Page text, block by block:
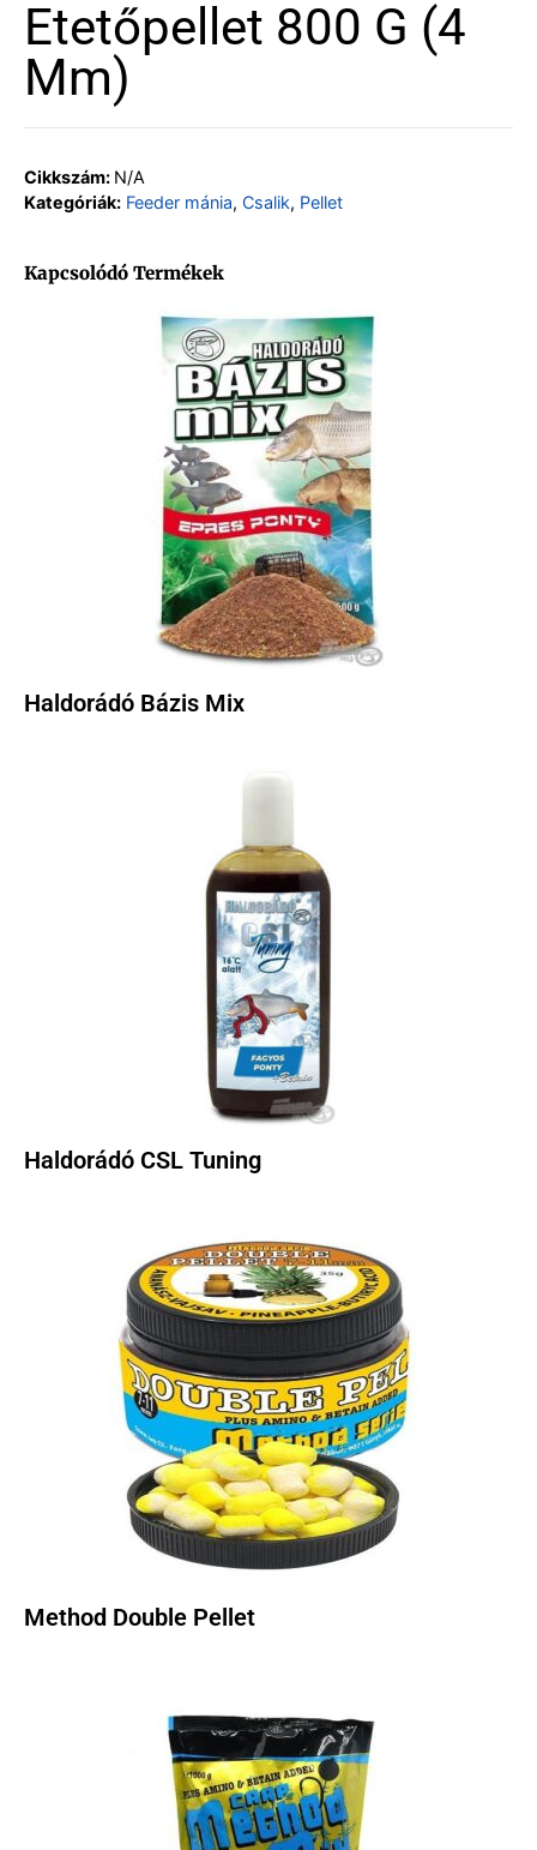
Etetőpellet 800 G (4
Mm)
Cikkszám: N/A
Kategóriák: Feeder mánia, Csalik, Pellet
Kapcsolódó Termékek
Haldorádó Bázis Mix
Haldorádó CSL Tuning
Method Double Pellet